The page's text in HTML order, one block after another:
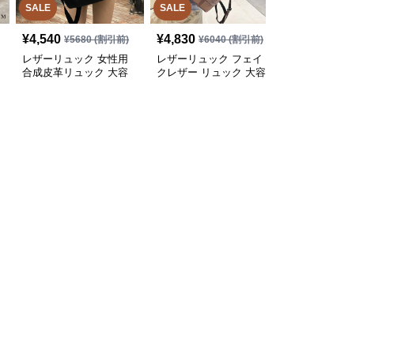
SALE
¥4,540 ¥5680(割引前)
レザーリュック 女性用
合成皮革リュック 大容
SALE
¥4,830 ¥6040(割引前)
レザーリュック フェイ
クレザー リュック 大容